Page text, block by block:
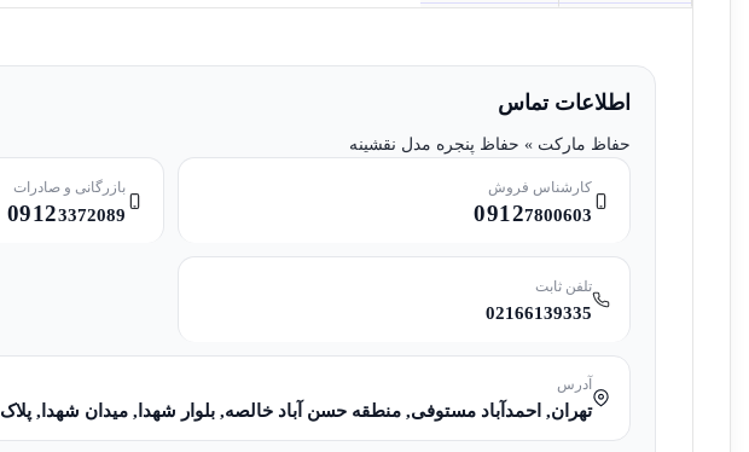
اطلاعات تماس
حفاظ مارکت » حفاظ پنجره مدل نقشینه
کارشناس فروش
09127800603
بازرگانی و صادرات
09123372089
تلفن ثابت
02166139335
آدرس
تهران, احمدآباد مستوفی, منطقه حسن آباد خالصه, بلوار شهدا, میدان شهدا, پلاک 11